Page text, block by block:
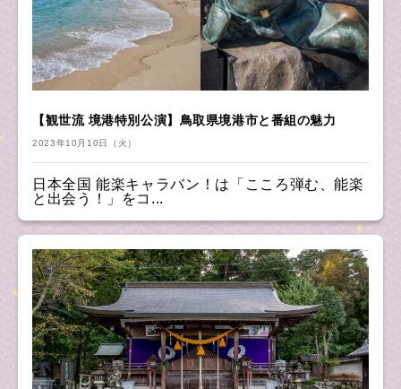
【観世流 境港特別公演】鳥取県境港市と番組の魅力
2023年10月10日（火）
日本全国 能楽キャラバン！は「こころ弾む、能楽
と出会う！」をコ...